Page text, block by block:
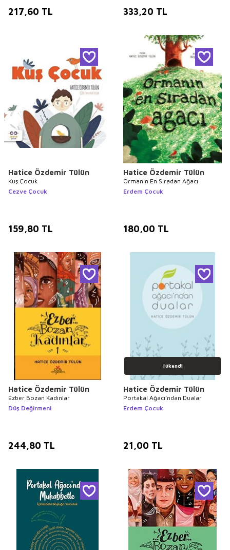
217,60 TL 333,20 TL
Hatice Özdemir Tülün
Kuş Çocuk
Cezve Çocuk
159,80 TL
Hatice Özdemir Tülün
Ormanın En Sıradan Ağacı
Erdem Çocuk
180,00 TL
Hatice Özdemir Tülün
Ezber Bozan Kadınlar
Düş Değirmeni
244,80 TL
Tükendi
Hatice Özdemir Tülün
Portakal Ağacı’ndan Dualar
Erdem Çocuk
21,00 TL